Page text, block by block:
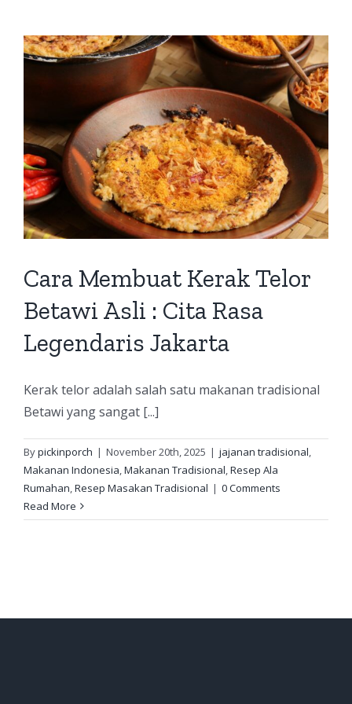
Cara Membuat Kerak Telor
Betawi Asli : Cita Rasa
Legendaris Jakarta
Kerak telor adalah salah satu makanan tradisional
Betawi yang sangat [...]
Bypickinporch | November 20th, 2025 | jajanan tradisional,
Makanan Indonesia,Makanan Tradisional,Resep Ala
Rumahan,Resep Masakan Tradisional | 0 Comments
Read More